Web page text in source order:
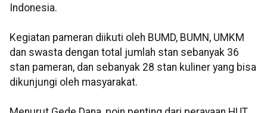
Indonesia.
Kegiatan pameran diikuti oleh BUMD, BUMN, UMKM
dan swasta dengan total jumlah stan sebanyak 36
stan pameran, dan sebanyak 28 stan kuliner yang bisa
dikunjungi oleh masyarakat.